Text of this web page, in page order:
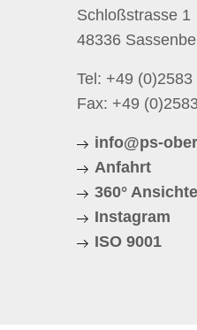
Schloßstrasse 1
48336
Tel: +49 (0)2583
Fax: +49
info@ps-
Anfahrt
360°
Instagram
ISO 9001